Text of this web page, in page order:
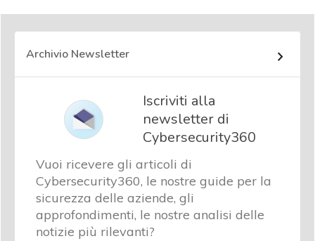
Archivio Newsletter
Iscriviti alla
newsletter di
Cybersecurity360
Vuoi ricevere gli articoli di
Cybersecurity360, le nostre guide per la
sicurezza delle aziende, gli
approfondimenti, le nostre analisi delle
notizie più rilevanti?